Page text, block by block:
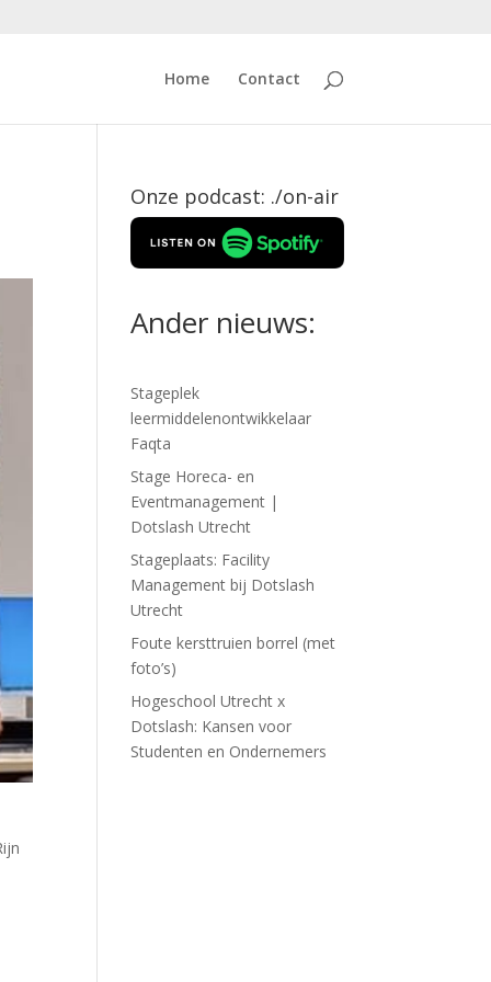
Home Contact
Onze podcast: ./on-air
Ander nieuws:
Stageplek
leermiddelenontwikkelaar
Faqta
Stage Horeca- en
Eventmanagement |
Dotslash Utrecht
Stageplaats: Facility
Management bij Dotslash
Utrecht
Foute kersttruien borrel (met
foto’s)
Hogeschool Utrecht x
Dotslash: Kansen voor
Studenten en Ondernemers